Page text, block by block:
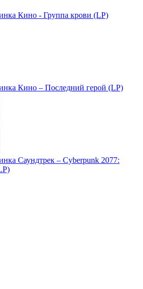
Кино - Группа крови (LP)
Кино – Последний герой (LP)
Саундтрек – Cyberpunk 2077: